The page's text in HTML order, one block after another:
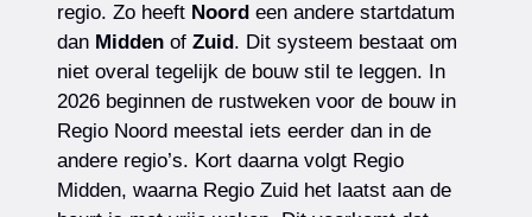
regio. Zo heeft Noordeen andere startdatum
dan Middenof Zuid. Dit systeem bestaat om
niet overal tegelijk de bouw stil te leggen. In
2026 beginnen de rustweken voor de bouw in
Regio Noord meestal iets eerder dan in de
andere regio’s. Kort daarna volgt Regio
Midden, waarna Regio Zuid het laatst aan de